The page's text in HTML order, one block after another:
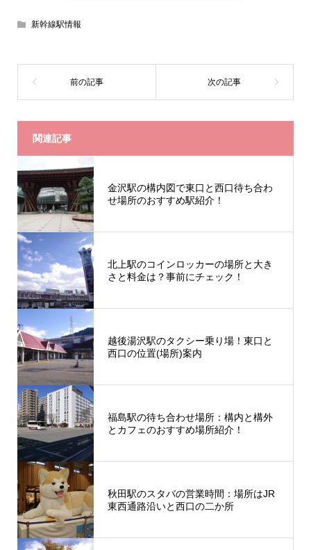
新幹線駅情報
関連記事
金沢駅の構内図で東口と西口待ち合わ
せ場所のおすすめ駅紹介！
北上駅のコインロッカーの場所と大き
さと料金は？事前にチェック！
越後湯沢駅のタクシー乗り場！東口と
西口の位置(場所)案内
福島駅の待ち合わせ場所：構内と構外
とカフェのおすすめ場所紹介！
秋田駅のスタバの営業時間：場所はJR
東西通路沿いと西口の二か所